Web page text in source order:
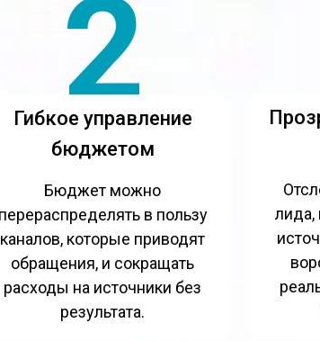
лида,
2
Бюджет можно
перераспределять в пользу
каналов, которые приводят
обращения, и сокращать
расходы на источники без
результата.
Гибкое управление
бюджетом